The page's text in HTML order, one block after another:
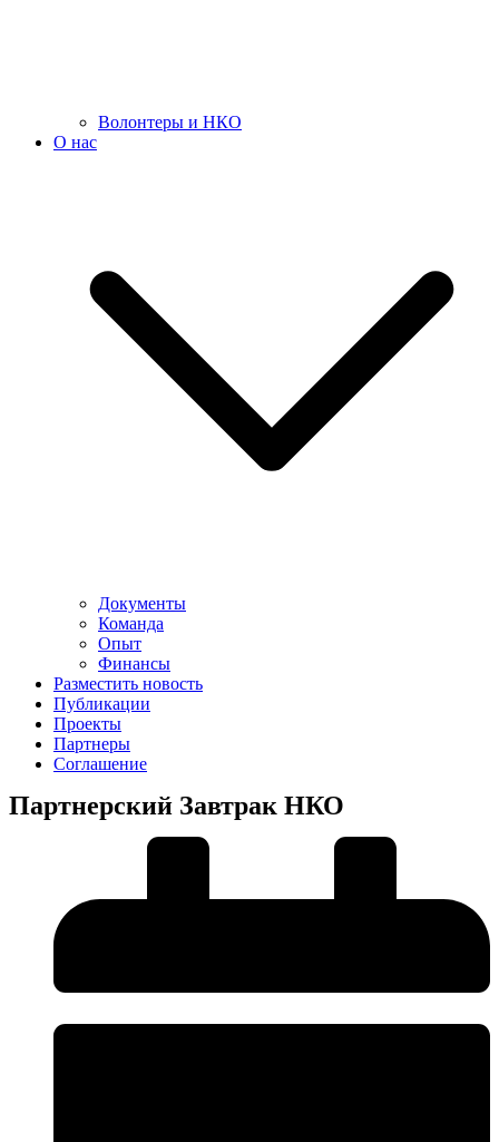
Волонтеры и НКО
О нас
Документы
Команда
Опыт
Финансы
Разместить новость
Публикации
Проекты
Партнеры
Соглашение
Партнерский Завтрак НКО